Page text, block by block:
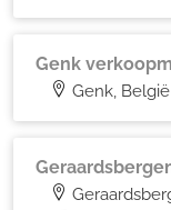
Genk
Genk, België